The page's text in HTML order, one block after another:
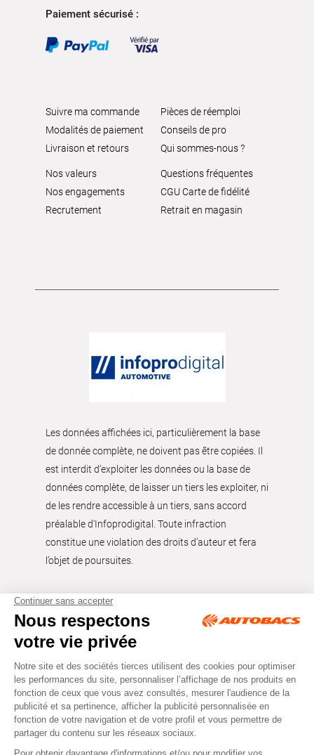
Paiement sécurisé :
Suivre ma commande
Modalités de paiement
Livraison et retours
Pièces de réemploi
Conseils de pro
Qui sommes-nous ?
Nos valeurs
Nos engagements
Recrutement
Questions fréquentes
CGU Carte de fidélité
Retrait en magasin
Les données affichées ici, particulièrement la base
de donnée complète, ne doivent pas être copiées. Il
est interdit d’exploiter les données ou la base de
données complète, de laisser un tiers les exploiter, ni
de les rendre accessible à un tiers, sans accord
préalable d'Infoprodigital. Toute infraction
constitue une violation des droits d’auteur et fera
l’objet de poursuites.
Tous droits réservés © Autobacs
Mentions légales RGPD